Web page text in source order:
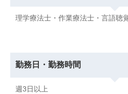
理学療法士・作業療法士・言語聴
勤務日・勤務時間
週3日以上